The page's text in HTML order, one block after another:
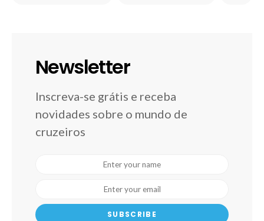
Newsletter
Inscreva-se grátis e receba
novidades sobre o mundo de
cruzeiros
SUBSCRIBE